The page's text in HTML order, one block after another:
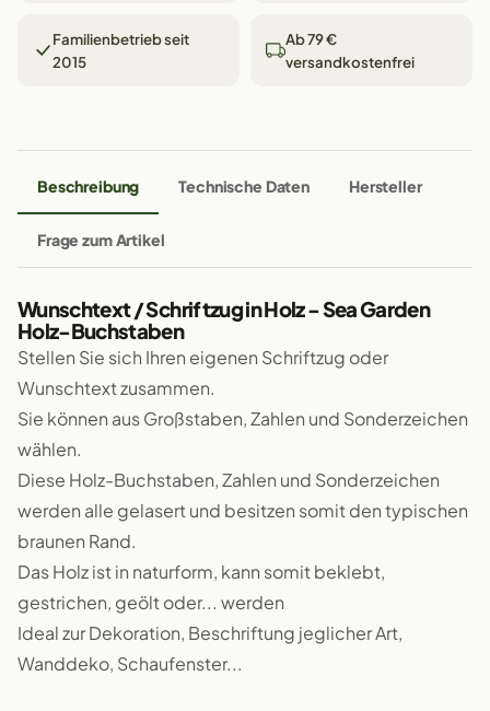
Familienbetrieb seit
2015
Ab 79 €
versandkostenfrei
Beschreibung Technische Daten Hersteller
Frage zum Artikel
Wunschtext / Schriftzug in Holz - Sea Garden
Holz-Buchstaben
Stellen Sie sich Ihren eigenen Schriftzug oder
Wunschtext zusammen.
Sie können aus Großstaben, Zahlen und Sonderzeichen
wählen.
Diese Holz-Buchstaben, Zahlen und Sonderzeichen
werden alle gelasert und besitzen somit den typischen
braunen Rand.
Das Holz ist in naturform, kann somit beklebt,
gestrichen, geölt oder... werden
Ideal zur Dekoration, Beschriftung jeglicher Art,
Wanddeko, Schaufenster...